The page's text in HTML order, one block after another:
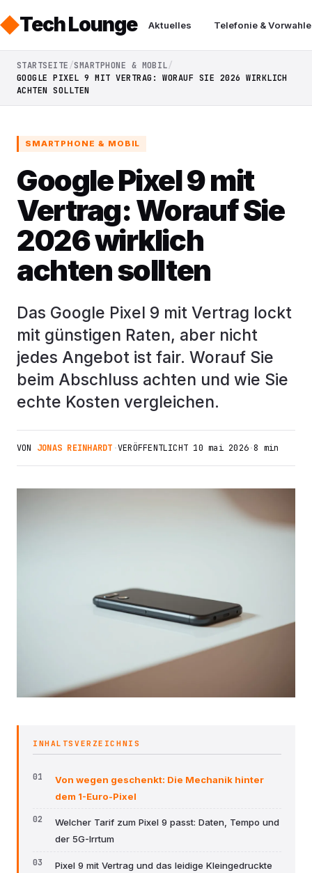
Tech Lounge Aktuelles Telefonie &
STARTSEITE SMARTPHONE & MOBIL
GOOGLE PIXEL 9 MIT VERTRAG: WORAUF SIE 2026 WIRKLICH
ACHTEN SOLLTEN
SMARTPHONE & MOBIL
Google Pixel 9 mit
Vertrag: Worauf Sie
2026 wirklich
achten sollten
Das Google Pixel 9 mit Vertrag lockt
mit günstigen Raten, aber nicht
jedes Angebot ist fair. Worauf Sie
beim Abschluss achten und wie Sie
echte Kosten vergleichen.
VON JONAS REINHARDT ·VERÖFFENTLICHT 10 mai 2026·8 min
INHALTSVERZEICHNIS
Von wegen geschenkt: Die Mechanik hinter
dem 1-Euro-Pixel
Welcher Tarif zum Pixel 9 passt: Daten, Tempo und
der 5G-Irrtum
Pixel 9 mit Vertrag und das leidige Kleingedruckte